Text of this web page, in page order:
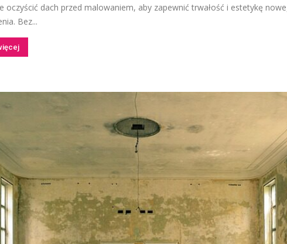
oczyścić dach przed malowaniem, aby zapewnić trwałość i estetykę
Bez...